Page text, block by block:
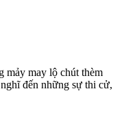
mảy may lộ chút thèm
đến những sự thi cử,